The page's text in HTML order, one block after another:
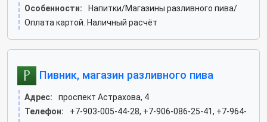
Особенности:
Напитки/Магазины разливного пива/
Оплата картой. Наличный расчёт
Пивник, магазин разливного пива
Адрес:
проспект Астрахова, 4
Телефон:
+7-903-005-44-28, +7-906-086-25-41, +7-964-